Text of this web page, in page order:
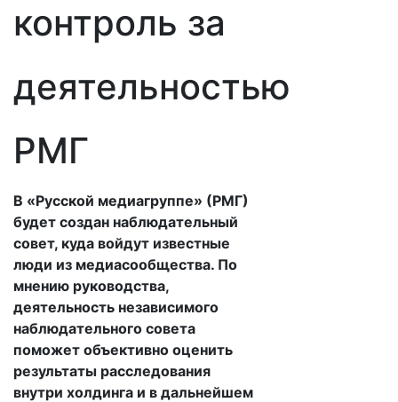
контроль за
деятельностью
РМГ
В «Русской медиагруппе» (РМГ)
будет создан наблюдательный
совет, куда войдут известные
люди из медиасообщества. По
мнению руководства,
деятельность независимого
наблюдательного совета
поможет объективно оценить
результаты расследования
внутри холдинга и в дальнейшем